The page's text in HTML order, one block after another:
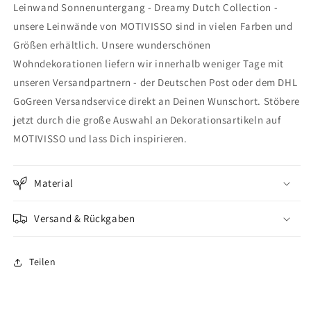
-
Dreamy
Collection
-
Dreamy
Collection
Leinwand Sonnenuntergang - Dreamy Dutch Collection -
unsere Leinwände von MOTIVISSO sind in vielen Farben und
Größen erhältlich. Unsere wunderschönen
Wohndekorationen liefern wir innerhalb weniger Tage mit
unseren Versandpartnern - der Deutschen Post oder dem DHL
GoGreen Versandservice direkt an Deinen Wunschort. Stöbere
jetzt durch die große Auswahl an Dekorationsartikeln auf
MOTIVISSO und lass Dich inspirieren.
Material
Versand & Rückgaben
Teilen